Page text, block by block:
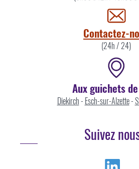
Contactez-
(24h / 24)
Aux guichets
Diekirch- Esch-sur-Alzette-
Suivez